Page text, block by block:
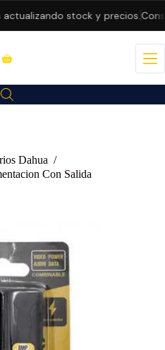
stock y precios.
Dahua /
Con Salida